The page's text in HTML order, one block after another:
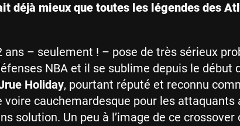
déjà mieux que toutes les légendes des
ans – seulement ! – pose de très sérieux
NBA et il se sublime depuis le début
Holiday, pourtant réputé et reconnu
cauchemardesque pour les attaquants
solution. Un peu à l’image de ce crossover